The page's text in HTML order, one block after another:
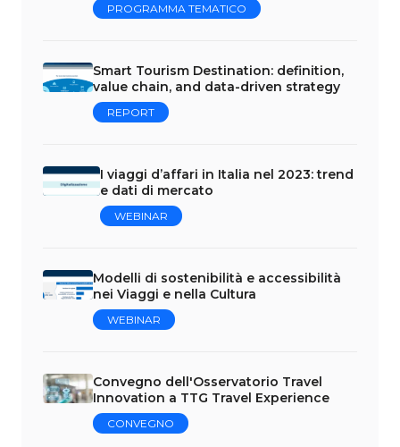
PROGRAMMA TEMATICO
Smart Tourism Destination: definition,
value chain, and data-driven strategy
REPORT
I viaggi d’affari in Italia nel 2023: trend
e dati di mercato
WEBINAR
Modelli di sostenibilità e accessibilità
nei Viaggi e nella Cultura
WEBINAR
Convegno dell'Osservatorio Travel
Innovation a TTG Travel Experience
CONVEGNO